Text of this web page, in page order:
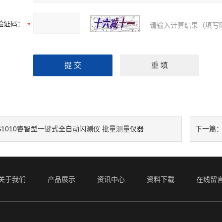
证码： 请输入计算结果（填写
睿智型一键式全自动闪测仪 批量测量仪器 下一篇
于我们 产品展示 资讯中心 资料下载 在线留